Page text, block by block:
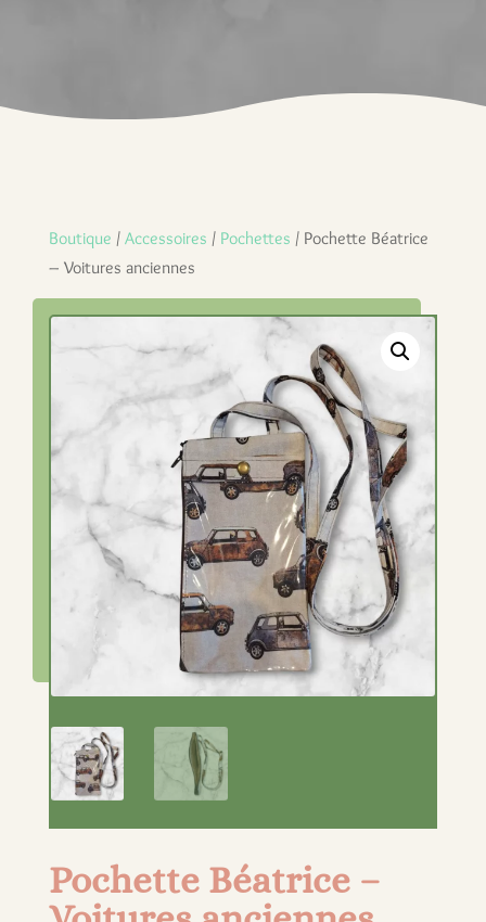
Boutique / Accessoires / Pochettes / Pochette Béatrice
– Voitures anciennes
Pochette Béatrice –